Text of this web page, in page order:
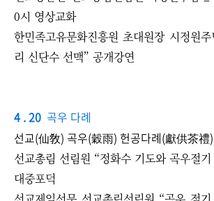
0시 영상교화
한민족고유문화진흥원 초대원장 시정원
리 신단수 선맥” 공개강연 ​
4 . 20 곡우 다례
선교(仙敎) 곡우(穀雨) 헌공다례(獻供茶禮
선교총림 선림원 “정화수 기도와 곡우절
대중포덕